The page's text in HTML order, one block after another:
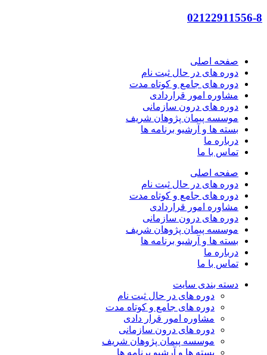
02122911556-8
صفحه اصلی
دوره های در حال ثبت نام
دوره های جامع و کوتاه مدت
مشاوره امور قراردادی
دوره های درون سازمانی
موسسه پیمان پژوهان شریف
بسته ها و آرشیو برنامه ها
درباره ما
تماس با ما
صفحه اصلی
دوره های در حال ثبت نام
دوره های جامع و کوتاه مدت
مشاوره امور قراردادی
دوره های درون سازمانی
موسسه پیمان پژوهان شریف
بسته ها و آرشیو برنامه ها
درباره ما
تماس با ما
دسته‌ بندی سایت
دوره های در حال ثبت نام
دوره های جامع و کوتاه مدت
مشاوره امور قرار دادی
دوره های درون سازمانی
موسسه پیمان پژوهان شریف
بسته ها و آرشیو برنامه ها